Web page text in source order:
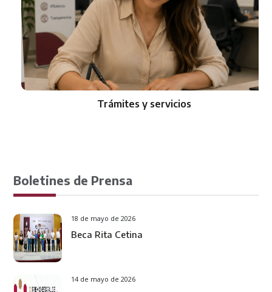
Trámites y servicios
Boletines de Prensa
18 de mayo de 2026
Beca Rita Cetina
14 de mayo de 2026